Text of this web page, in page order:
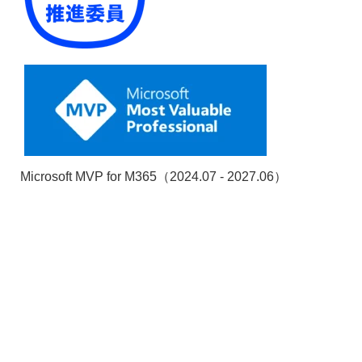
Microsoft MVP for M365（2024.07 - 2027.06）